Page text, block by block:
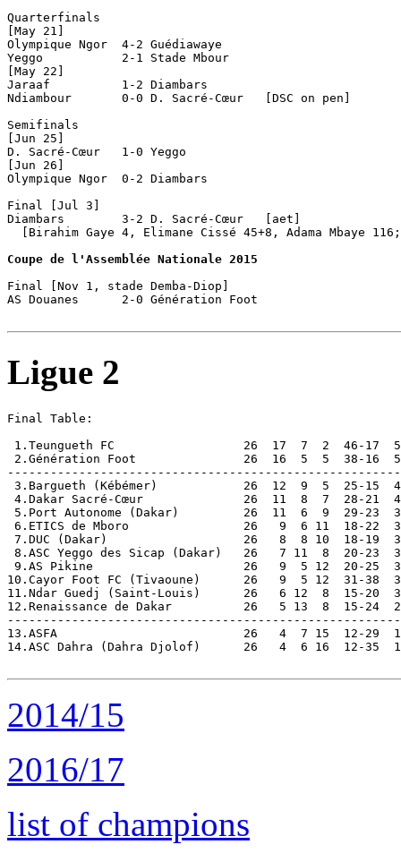
Quarterfinals
[May 21]
Olympique Ngor  4-2 Guédiawaye
Yeggo           2-1 Stade Mbour
[May 22]
Jaraaf          1-2 Diambars
Ndiambour       0-0 D. Sacré-Cœur   [DSC on pen]
Semifinals
[Jun 25]
D. Sacré-Cœur   1-0 Yeggo
[Jun 26]
Olympique Ngor  0-2 Diambars
Final [Jul 3]
Diambars        3-2 D. Sacré-Cœur   [aet]
[Birahim Gaye 4, Elimane Cissé 45+8, Adama Mbaye
Coupe de l'Assemblée Nationale 2015
Final [Nov 1, stade Demba-Diop]
AS Douanes      2-0 Génération Foot
Ligue 2
Final Table:
1.Teungueth FC                  26  17  7  2  46-17
2.Génération Foot               26  16  5  5  38-16
3.Bargueth (Kébémer)            26  12  9  5  25-15
4.Dakar Sacré-Cœur              26  11  8  7  28-21
5.Port Autonome (Dakar)         26  11  6  9  29-23
6.ETICS de Mboro                26   9  6 11  18-22
7.DUC (Dakar)                   26   8  8 10  18-19
8.ASC Yeggo des Sicap (Dakar)   26   7 11  8  20-23
9.AS Pikine                     26   9  5 12  20-25
10.Cayor Foot FC (Tivaoune)      26   9  5 12  31-38
11.Ndar Guedj (Saint-Louis)      26   6 12  8  15-20
12.Renaissance de Dakar          26   5 13  8  15-24
13.ASFA                          26   4  7 15  12-29  19
14.ASC Dahra (Dahra Djolof)      26   4  6 16  12-35
2014/15
2016/17
list of champions